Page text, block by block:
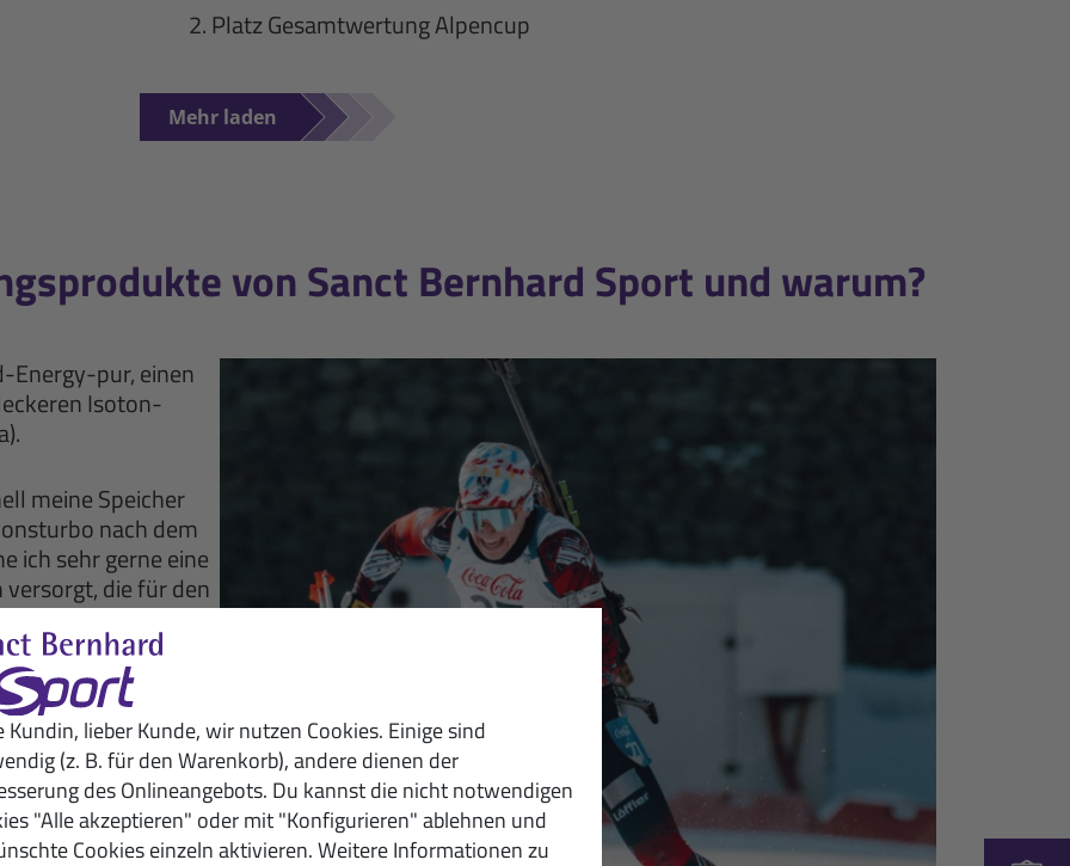
Kundin, lieber Kunde, wir nutzen Cookies. Einige sind
(z. B. für den Warenkorb), andere dienen der
des Onlineangebots. Du kannst die nicht notwendigen
"Alle akzeptieren" oder mit "Konfigurieren" ablehnen und
Cookies einzeln aktivieren. Weitere Informationen zu
2. Platz Gesamtwertung Alpencup
3. Platz Gesamtwertung Alpencup
Mehr laden
von Sanct Bernhard Sport und warum?
Energy-pur, einen
Isoton-
meine Speicher
nach dem
ich sehr gerne eine
die für den